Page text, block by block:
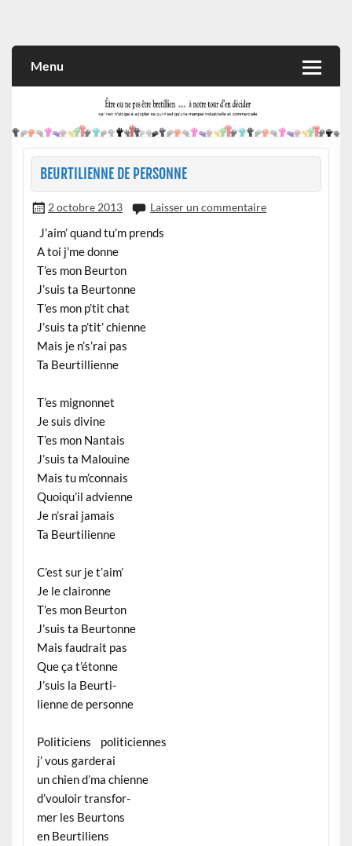
et commerciale
Menu
BEURTILIENNE DE PERSONNE
2 octobre 2013 Laisser un commentaire
J’aim’ quand tu’m prends
A toi j’me donne
T’es mon Beurton
J’suis ta Beurtonne
T’es mon p’tit chat
J’suis ta p’tit’ chienne
Mais je n’s’rai pas
Ta Beurtillienne
T’es mignonnet
Je suis divine
T’es mon Nantais
J’suis ta Malouine
Mais tu m’connais
Quoiqu’il advienne
Je n’srai jamais
Ta Beurtilienne
C’est sur je t’aim’
Je le claironne
T’es mon Beurton
J’suis ta Beurtonne
Mais faudrait pas
Que ça t’étonne
J’suis la Beurti-
lienne de personne
Politiciens politiciennes
j’ vous garderai
un chien d’ma chienne
d’vouloir transfor-
mer les Beurtons
en Beurtiliens